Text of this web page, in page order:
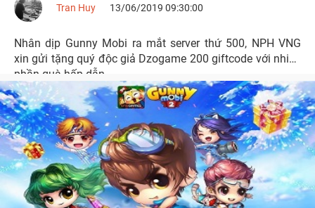
Tran Huy 13/06/2019 09:30:00
Nhân dịp Gunny Mobi ra mắt server thứ 500, NPH VNG
xin gửi tặng quý độc giả Dzogame 200 giftcode với nhiều
phần quà hấp dẫn.